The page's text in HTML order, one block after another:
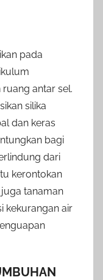
pada
antar sel.
silika
dan keras
bagi
dari
kerontokan
tanaman
kekurangan air